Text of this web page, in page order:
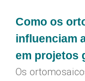
Como os
influenciam
em projetos
Os